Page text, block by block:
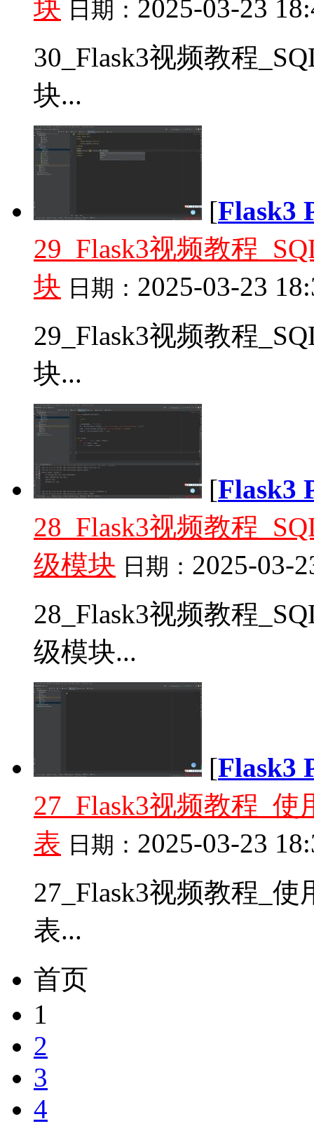
块 日期： 2025-03-23
30_Flask3视频教程
块...
[Flask3
29_Flask3视频教程
块 日期： 2025-03-23
29_Flask3视频教程
块...
[Flask3
28_Flask3视频教程
级模块 日期： 2025-03-
28_Flask3视频教程
级模块...
[Flask3
27_Flask3视频教程_
表 日期： 2025-03-23
27_Flask3视频教程_
表...
首页
1
2
3
4